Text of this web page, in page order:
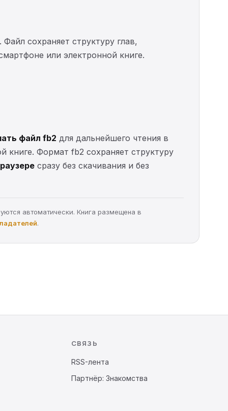
сохраняет структуру глав,
или электронной книге.
файл fb2 для дальнейшего чтения в
книге. Формат fb2 сохраняет структуру
сразу без скачивания и без
автоматически. Книга размещена в
.
СВЯЗЬ
RSS-лента
Партнёр: Знакомства